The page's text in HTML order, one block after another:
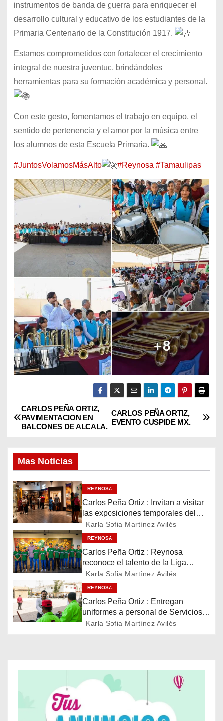
instrumentos de banda de guerra para enriquecer el
desarrollo cultural y educativo de los estudiantes de la
Primaria Centenario de la Constitución 1917.
Estamos comprometidos con fortalecer el crecimiento
integral de nuestra juventud, brindándoles
herramientas para su formación académica y personal.
Con este gesto, fomentamos el trabajo en equipo, el
sentido de pertenencia y el amor por la música entre
los alumnos de esta Escuela Primaria.
#JuntosVolamosMásAlto #Reynosa#Tamaulipas
N
a
v
e
g
a
c
i
ó
n
d
e
CARLOS PEÑA ORTIZ,
EVENTO CUSPIDE MX.
CARLOS PEÑA ORTIZ,
PAVIMENTACION EN
BALCONES DE ALCALA.
Mas Noticias
REYNOSA
Carlos Peña Ortiz : Invitan a visitar
las exposiciones temporales del
Museo del Ferrocarril Reynosa
Karla Sofia Martínez Avilés
REYNOSA
Carlos Peña Ortiz : Reynosa
reconoce el talento de la Liga
Treviño Kelly, subcampeona
latinoamericana
Karla Sofia Martínez Avilés
REYNOSA
Carlos Peña Ortiz : Entregan
uniformes a personal de Servicios
Públicos de Reynosa
Karla Sofia Martínez Avilés